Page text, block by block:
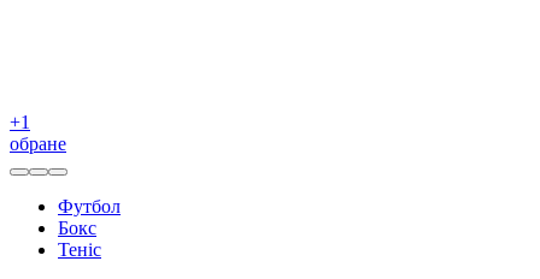
+1
обране
Футбол
Бокс
Теніс